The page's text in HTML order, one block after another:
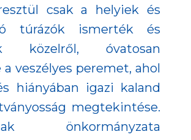
csak a helyiek és
túrázók ismerték és
közelről, óvatosan
a veszélyes peremet, ahol
hiányában igazi kaland
megtekintése.
önkormányzata